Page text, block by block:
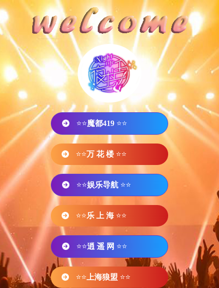
⭐⭐魔都419 ⭐⭐
⭐⭐万 花 楼 ⭐⭐
⭐⭐娱乐导航 ⭐⭐
⭐⭐乐 上 海 ⭐⭐
⭐⭐逍 遥 网 ⭐⭐
⭐⭐ 上海狼盟 ⭐⭐